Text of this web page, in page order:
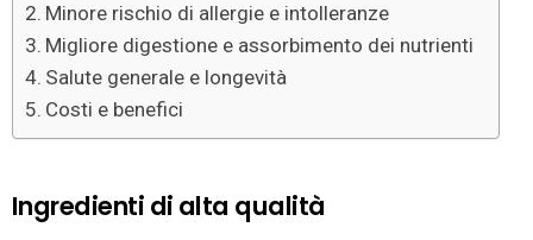
Minore rischio di allergie e intolleranze
Migliore digestione e assorbimento dei nutrienti
Salute generale e longevità
Costi e benefici
Ingredienti di alta qualità